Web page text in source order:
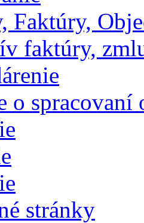
Faktúry,
faktúry,
o spracovaní
stránky